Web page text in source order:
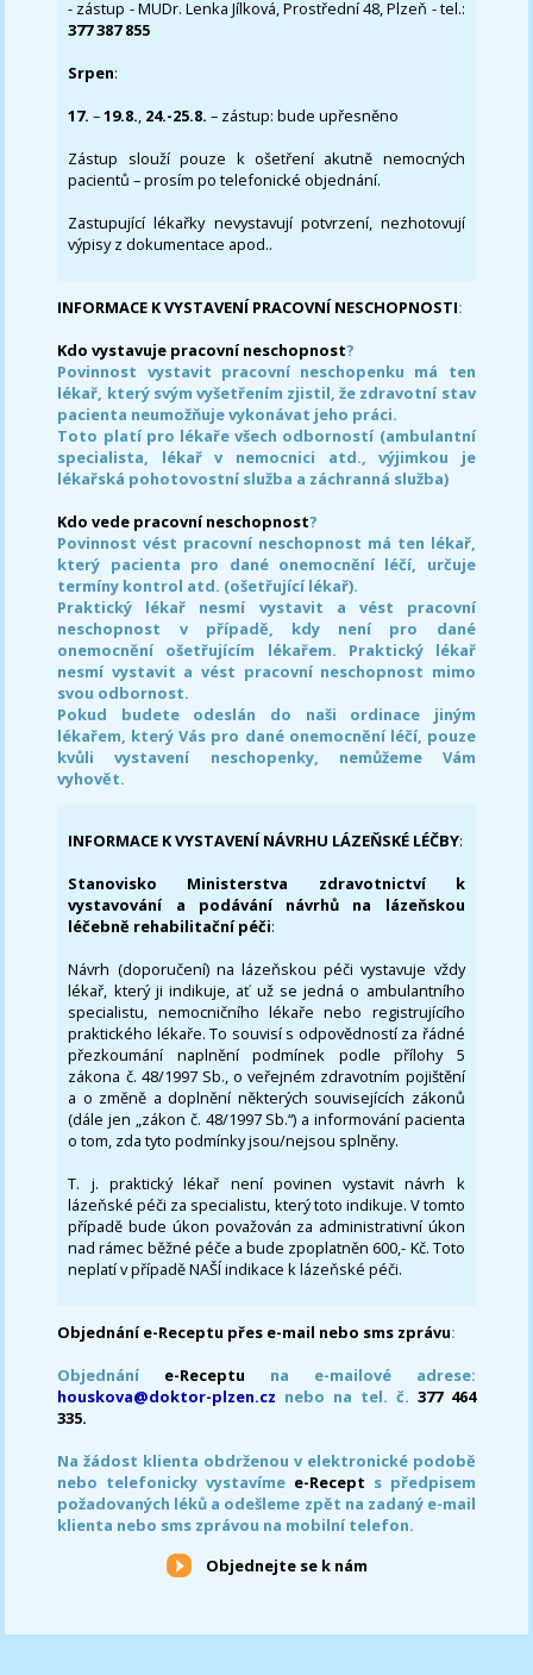
- zástup - MUDr. Lenka Jílková, Prostřední 48, Plzeň - tel.:
377 387 855
Srpen:
17. –19.8., 24.-25.8. – zástup: bude upřesněno
Zástup slouží pouze k ošetření akutně nemocných
pacientů – prosím po telefonické objednání.
Zastupující lékařky nevystavují potvrzení, nezhotovují
výpisy z dokumentace apod..
INFORMACE K VYSTAVENÍ PRACOVNÍ NESCHOPNOSTI:
Kdo vystavuje pracovní neschopnost?
Povinnost vystavit pracovní neschopenku má ten
lékař, který svým vyšetřením zjistil, že zdravotní stav
pacienta neumožňuje vykonávat jeho práci.
Toto platí pro lékaře všech odborností (ambulantní
specialista, lékař v nemocnici atd., výjimkou je
lékařská pohotovostní služba a záchranná služba)
Kdo vede pracovní neschopnost?
Povinnost vést pracovní neschopnost má ten lékař,
který pacienta pro dané onemocnění léčí, určuje
termíny kontrol atd. (ošetřující lékař).
Praktický lékař nesmí vystavit a vést pracovní
neschopnost v případě, kdy není pro dané
onemocnění ošetřujícím lékařem. Praktický lékař
nesmí vystavit a vést pracovní neschopnost mimo
svou odbornost.
Pokud budete odeslán do naši ordinace jiným
lékařem, který Vás pro dané onemocnění léčí, pouze
kvůli vystavení neschopenky, nemůžeme Vám
vyhovět.
INFORMACE K VYSTAVENÍ NÁVRHU LÁZEŇSKÉ LÉČBY:
Stanovisko Ministerstva zdravotnictví k
vystavování a podávání návrhů na lázeňskou
léčebně rehabilitační péči:
Návrh (doporučení) na lázeňskou péči vystavuje vždy
lékař, který ji indikuje, ať už se jedná o ambulantního
specialistu, nemocničního lékaře nebo registrujícího
praktického lékaře. To souvisí s odpovědností za řádné
přezkoumání naplnění podmínek podle přílohy 5
zákona č. 48/1997 Sb., o veřejném zdravotním pojištění
a o změně a doplnění některých souvisejících zákonů
(dále jen „zákon č. 48/1997 Sb.“) a informování pacienta
o tom, zda tyto podmínky jsou/nejsou splněny.
T. j. praktický lékař není povinen vystavit návrh k
lázeňské péči za specialistu, který toto indikuje. V tomto
případě bude úkon považován za administrativní úkon
nad rámec běžné péče a bude zpoplatněn 600,- Kč. Toto
neplatí v případě NAŠÍ indikace k lázeňské péči.
Objednání e-Receptu přes e-mail nebo sms zprávu:
Objednání e-Receptu na e-mailové adrese:
houskova@doktor-plzen.cz nebo na tel. č. 377 464
335.
Na žádost klienta obdrženou v elektronické podobě
nebo telefonicky vystavíme e-Recept s předpisem
požadovaných léků a odešleme zpět na zadaný e-mail
klienta nebo sms zprávou na mobilní telefon.
Objednejte se k nám